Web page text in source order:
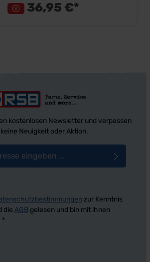
Ersetzt Originalteil Sehr gute Qualität
Lieferumfang: Stück Preis: Pro Stück
36,95 €*
kostenlosen Newsletter und verpassen
Neuigkeit oder Aktion.
zur Kenntnis
die AGB gelesen und bin mit ihnen
*